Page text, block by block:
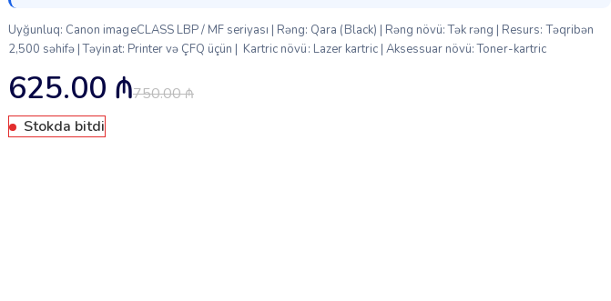
Uyğunluq: Canon imageCLASS LBP / MF seriyası | Rəng: Qara (Black) | Rəng növü: Tək rəng | Resurs: Təqribən
2,500 səhifə | Təyinat: Printer və ÇFQ üçün | Kartric növü: Lazer kartric | Aksessuar növü: Toner-kartric
750.00₼
625.00 ₼
Stokda bitdi